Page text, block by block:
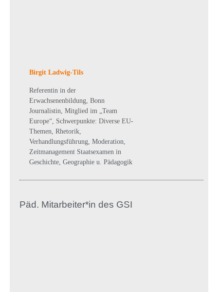
Birgit Ladwig-Tils
Referentin in der
Erwachsenenbildung, Bonn
Journalistin, Mitglied im „Team
Europe“, Schwerpunkte: Diverse EU-
Themen, Rhetorik,
Verhandlungsführung, Moderation,
Zeitmanagement Staatsexamen in
Geschichte, Geographie u. Pädagogik
Päd. Mitarbeiter*in des GSI